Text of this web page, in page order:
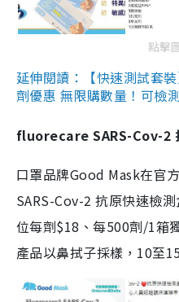
點擊
延伸閱讀：【快速測試套
劑優惠 無限購數量！可檢
fluorecare SARS-Cov-2
口罩品牌Good Mask在官
SARS-Cov-2 抗原快速檢
位每劑$18、每500劑/1箱
產品以鼻拭子採樣，10至